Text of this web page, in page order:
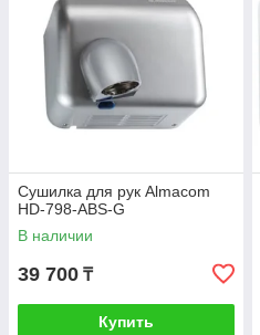
Сушилка для рук Almacom
HD-798-ABS-G
В наличии
39 700 ₸
Купить